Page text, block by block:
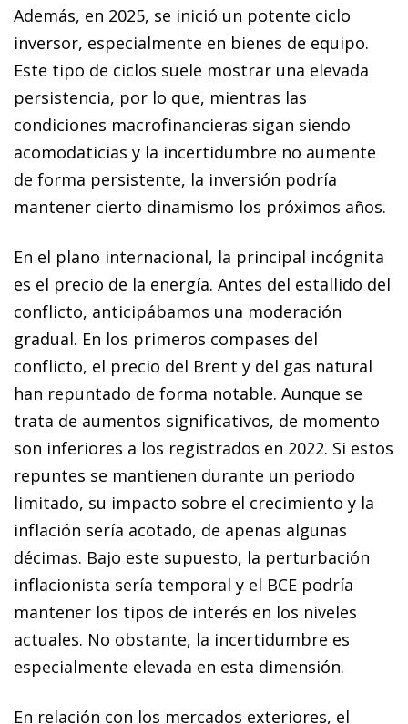
Además, en 2025, se inició un potente ciclo
inversor, especialmente en bienes de equipo.
Este tipo de ciclos suele mostrar una elevada
persistencia, por lo que, mientras las
condiciones macrofinancieras sigan siendo
acomodaticias y la incertidumbre no aumente
de forma persistente, la inversión podría
mantener cierto dinamismo los próximos años.
En el plano internacional, la principal incógnita
es el precio de la energía. Antes del estallido del
conflicto, anticipábamos una moderación
gradual. En los primeros compases del
conflicto, el precio del Brent y del gas natural
han repuntado de forma notable. Aunque se
trata de aumentos significativos, de momento
son inferiores a los registrados en 2022. Si estos
repuntes se mantienen durante un periodo
limitado, su impacto sobre el crecimiento y la
inflación sería acotado, de apenas algunas
décimas. Bajo este supuesto, la perturbación
inflacionista sería temporal y el BCE podría
mantener los tipos de interés en los niveles
actuales. No obstante, la incertidumbre es
especialmente elevada en esta dimensión.
En relación con los mercados exteriores, el